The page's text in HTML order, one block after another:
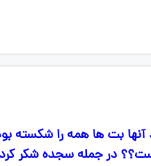
آنها بت ها همه را شکسته
در جمله سجده شکر کرد